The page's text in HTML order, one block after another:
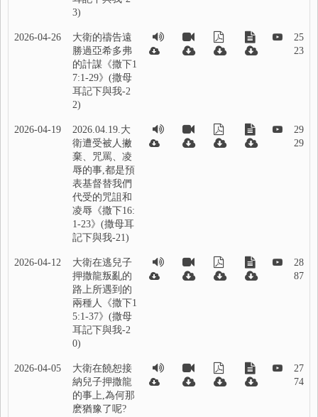
3)
2026-04-26
大衛的禱告遠
勝過亞希多弗
的計謀《撒下1
7:1-29》(撒母
耳記下與我-2
2)
25
23
2026-04-19
2026.04.19.大
衛遭受被人撇
棄、咒罵、凌
辱的事,都是預
表基督替我們
代受的咒詛和
凌辱《撒下16:
1-23》(撒母耳
記下與我-21)
29
29
2026-04-12
大衛在逃兒子
押撒龍叛亂的
路上所遇到的
兩種人《撒下1
5:1-37》(撒母
耳記下與我-2
0)
28
87
2026-04-05
大衛在饒恕接
納兒子押撒龍
的事上,為何那
麽猶豫了呢?
27
74